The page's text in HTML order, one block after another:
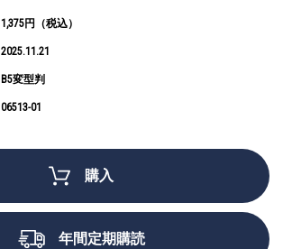
1,375円（税込）
2025.11.21
B5変型判
06513-01
購入
年間定期購読